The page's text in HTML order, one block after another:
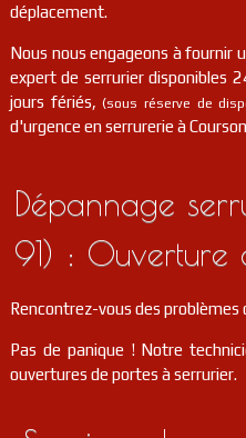
déplacement.
Nous nous engageons à fournir
expert de serrurier disponibles
jours fériés,(sous réserve de
d'urgence en serrurerie à
Dépannage
91) : Ouverture
Rencontrez-vous des
Pas de panique ! Notre
ouvertures de portes à serrurier.